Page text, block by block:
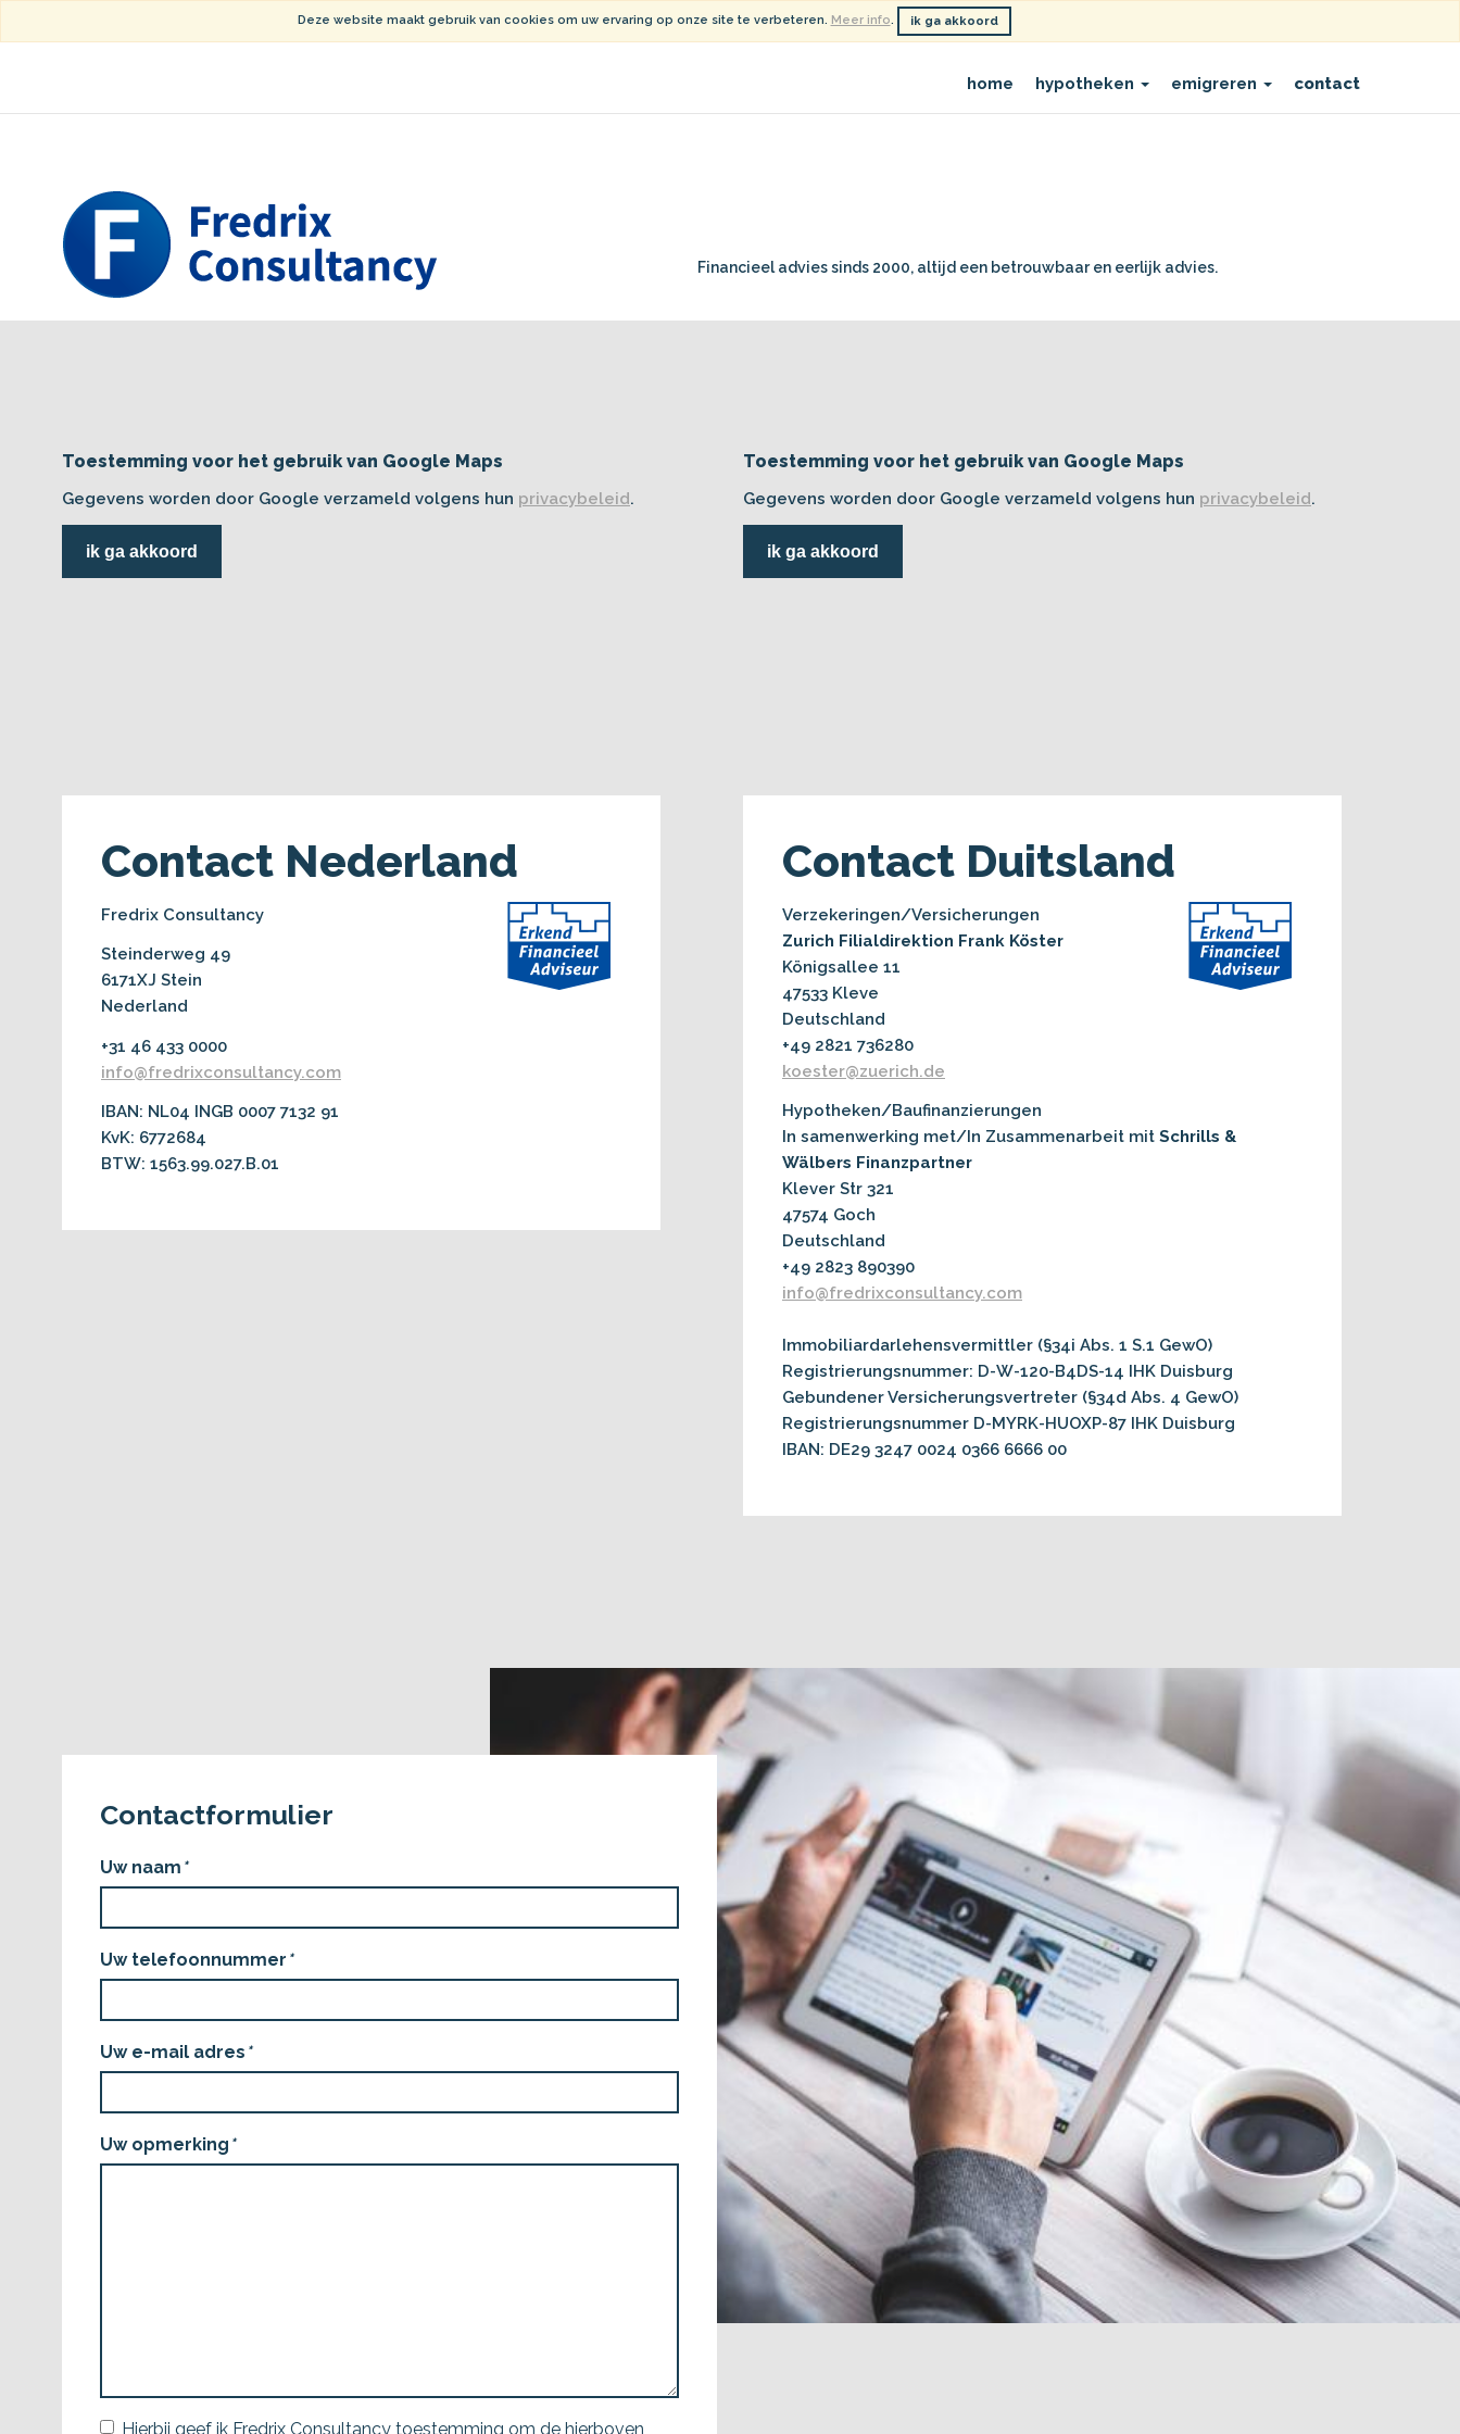
direct
hoofdinhoud
Deze website maakt gebruik van cookies om uw ervaring op onze site te verbeteren. Meer info. ik ga akkoord
home hypotheken emigreren contact
Financieel advies sinds 2000, altijd een betrouwbaar en eerlijk advies.
Toestemming voor het gebruik van Google Maps
Gegevens worden door Google verzameld volgens hun privacybeleid.
ik ga akkoord
Contact Nederland
Fredrix Consultancy
Steinderweg 49
6171XJ Stein
Nederland
+31 46 433 0000
info@fredrixconsultancy.com
IBAN: NL04 INGB 0007 7132 91
KvK: 6772684
BTW: 1563.99.027.B.01
Toestemming voor het gebruik van Google Maps
Gegevens worden door Google verzameld volgens hun privacybeleid.
ik ga akkoord
Contact Duitsland
Verzekeringen/Versicherungen
Zurich Filialdirektion Frank Köster
Königsallee 11
47533 Kleve
Deutschland
+49 2821 736280
koester@zuerich.de
Hypotheken/Baufinanzierungen
In samenwerking met/In Zusammenarbeit mit Schrills &
Wälbers Finanzpartner
Klever Str 321
47574 Goch
Deutschland
+49 2823 890390
info@fredrixconsultancy.com
Immobiliardarlehensvermittler (§34i Abs. 1 S.1 GewO)
Registrierungsnummer: D-W-120-B4DS-14 IHK Duisburg
Gebundener Versicherungsvertreter (§34d Abs. 4 GewO)
Registrierungsnummer D-MYRK-HUOXP-87 IHK Duisburg
IBAN: DE29 3247 0024 0366 6666 00
adfe14ef
9381a59d
Contactformulier
9263b8f7
d8559c7f
Uw naam *
9774a4d7
ca36dbaa
Uw telefoonnummer *
338421c8
Uw e-mail adres *
Uw opmerking *
Hierbij geef ik Fredrix Consultancy toestemming om de hierboven